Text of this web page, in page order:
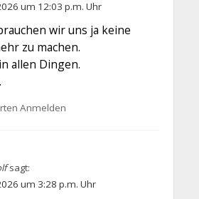
um 12:03 p.m. Uhr
wir uns ja keine
zu machen.
allen Dingen.
Anmelden
sagt:
um 3:28 p.m. Uhr